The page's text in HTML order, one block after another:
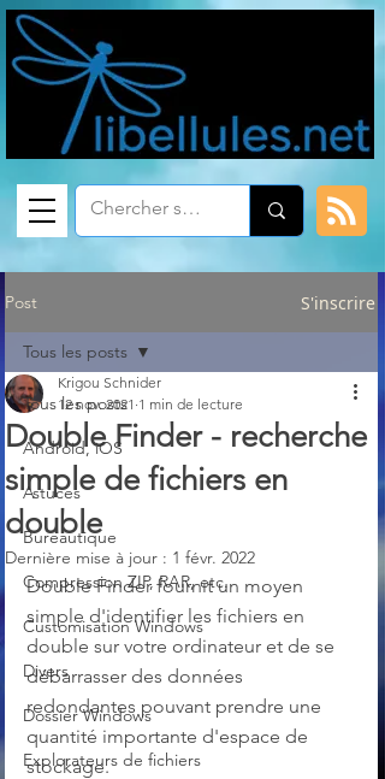
Post S'inscrire
Tous les posts
Android, iOS
Astuces
Bureautique
Compression ZIP, RAR, etc.
Customisation Windows
Divers
Dossier Windows
Explorateurs de fichiers
Tous les posts
Double Finder - recherche
simple de fichiers en
double
Krigou Schnider
12 nov. 2021 1 min de lecture
Dernière mise à jour : 1 févr. 2022
Double Finder fournit un moyen
simple d'identifier les fichiers en
double sur votre ordinateur et de se
débarrasser des données
redondantes pouvant prendre une
quantité importante d'espace de
stockage.